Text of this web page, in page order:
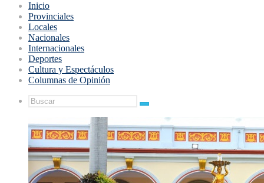
Inicio
Provinciales
Locales
Nacionales
Internacionales
Deportes
Cultura y Espectáculos
Columnas de Opinión
Buscar